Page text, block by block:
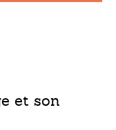
et son